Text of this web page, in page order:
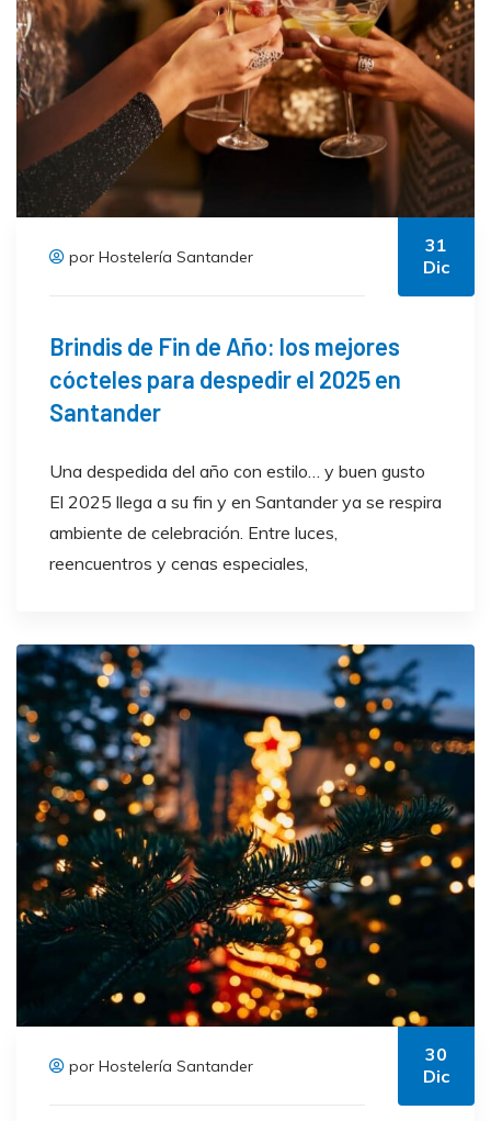
por Hostelería Santander
31
Dic
Brindis de Fin de Año: los mejores
cócteles para despedir el 2025 en
Santander
Una despedida del año con estilo… y buen gusto
El 2025 llega a su fin y en Santander ya se respira
ambiente de celebración. Entre luces,
reencuentros y cenas especiales,
por Hostelería Santander
30
Dic